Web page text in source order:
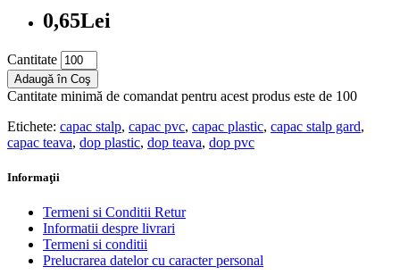
0,65Lei
Cantitate
Adaugă în Coş
Cantitate minimă de comandat pentru acest produs este de 100
Etichete: capac stalp, capac pvc, capac plastic, capac stalp gard,
capac teava, dop plastic, dop teava, dop pvc
Informaţii
Termeni si Conditii Retur
Informatii despre livrari
Termeni si conditii
Prelucrarea datelor cu caracter personal